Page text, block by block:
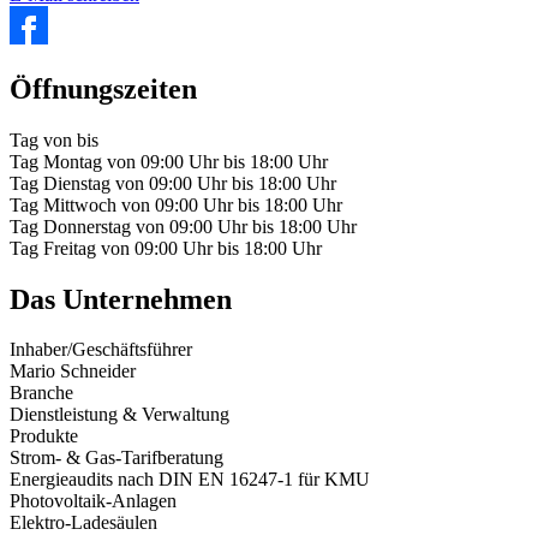
Öffnungszeiten
Tag von bis
Tag Montag von 09:00 Uhr bis 18:00 Uhr
Tag Dienstag von 09:00 Uhr bis 18:00 Uhr
Tag Mittwoch von 09:00 Uhr bis 18:00 Uhr
Tag Donnerstag von 09:00 Uhr bis 18:00 Uhr
Tag Freitag von 09:00 Uhr bis 18:00 Uhr
Das Unternehmen
Inhaber/Geschäftsführer
Mario Schneider
Branche
Dienstleistung & Verwaltung
Produkte
Strom- & Gas-Tarifberatung
Energieaudits nach DIN EN 16247-1 für KMU
Photovoltaik-Anlagen
Elektro-Ladesäulen